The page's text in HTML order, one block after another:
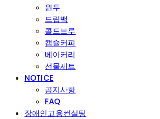
원두
드립백
콜드브루
캡슐커피
베이커리
선물세트
NOTICE
공지사항
FAQ
장애인고용컨설팅